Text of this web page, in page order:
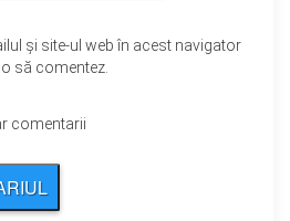
și site-ul web în acest navigator
să comentez.
comentarii